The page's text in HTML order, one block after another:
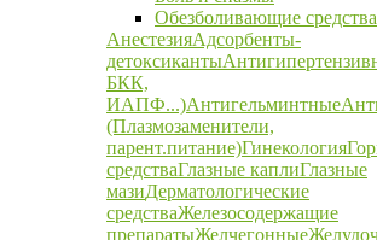
Обезболивающие средства
АнестезияАдсорбенты-
детоксиканты
БКК,
ИАПФ...)Антигельминтные
(Плазмозаменители,
парент.питание)Гинекология
средстваГлазные каплиГлазные
мазиДерматологические
средстваЖелезосодержащие
препаратыЖелчегонные